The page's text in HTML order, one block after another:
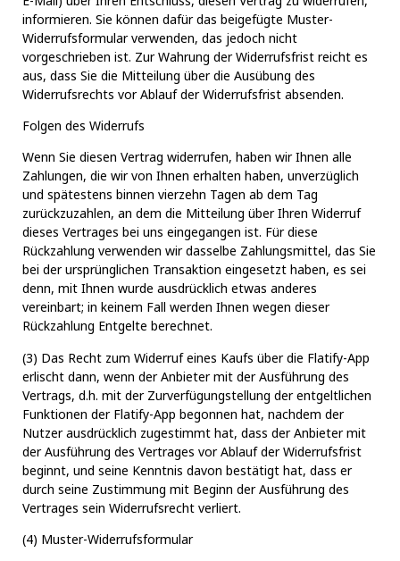
informieren. Sie können dafür das beigefügte Muster-
Widerrufsformular verwenden, das jedoch nicht
vorgeschrieben ist. Zur Wahrung der Widerrufsfrist reicht es
aus, dass Sie die Mitteilung über die Ausübung des
Widerrufsrechts vor Ablauf der Widerrufsfrist absenden.
Folgen des Widerrufs
Wenn Sie diesen Vertrag widerrufen, haben wir Ihnen alle
Zahlungen, die wir von Ihnen erhalten haben, unverzüglich
und spätestens binnen vierzehn Tagen ab dem Tag
zurückzuzahlen, an dem die Mitteilung über Ihren Widerruf
dieses Vertrages bei uns eingegangen ist. Für diese
Rückzahlung verwenden wir dasselbe Zahlungsmittel, das Sie
bei der ursprünglichen Transaktion eingesetzt haben, es sei
denn, mit Ihnen wurde ausdrücklich etwas anderes
vereinbart; in keinem Fall werden Ihnen wegen dieser
Rückzahlung Entgelte berechnet.
(3) Das Recht zum Widerruf eines Kaufs über die Flatify-App
erlischt dann, wenn der Anbieter mit der Ausführung des
Vertrags, d.h. mit der Zurverfügungstellung der entgeltlichen
Funktionen der Flatify-App begonnen hat, nachdem der
Nutzer ausdrücklich zugestimmt hat, dass der Anbieter mit
der Ausführung des Vertrages vor Ablauf der Widerrufsfrist
beginnt, und seine Kenntnis davon bestätigt hat, dass er
durch seine Zustimmung mit Beginn der Ausführung des
Vertrages sein Widerrufsrecht verliert.
(4) Muster-Widerrufsformular